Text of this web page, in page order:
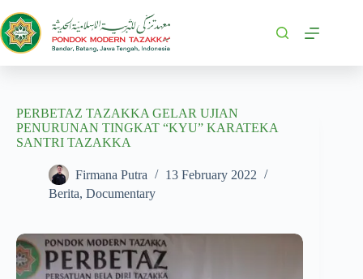
PERBETAZ TAZAKKA GELAR UJIAN
PENURUNAN TINGKAT “KYU” KARATEKA
SANTRI TAZAKKA
Firmana Putra
13 February 2022
Berita, Documentary